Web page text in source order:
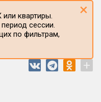
квартиры.
сессии.
по фильтрам,
×
+